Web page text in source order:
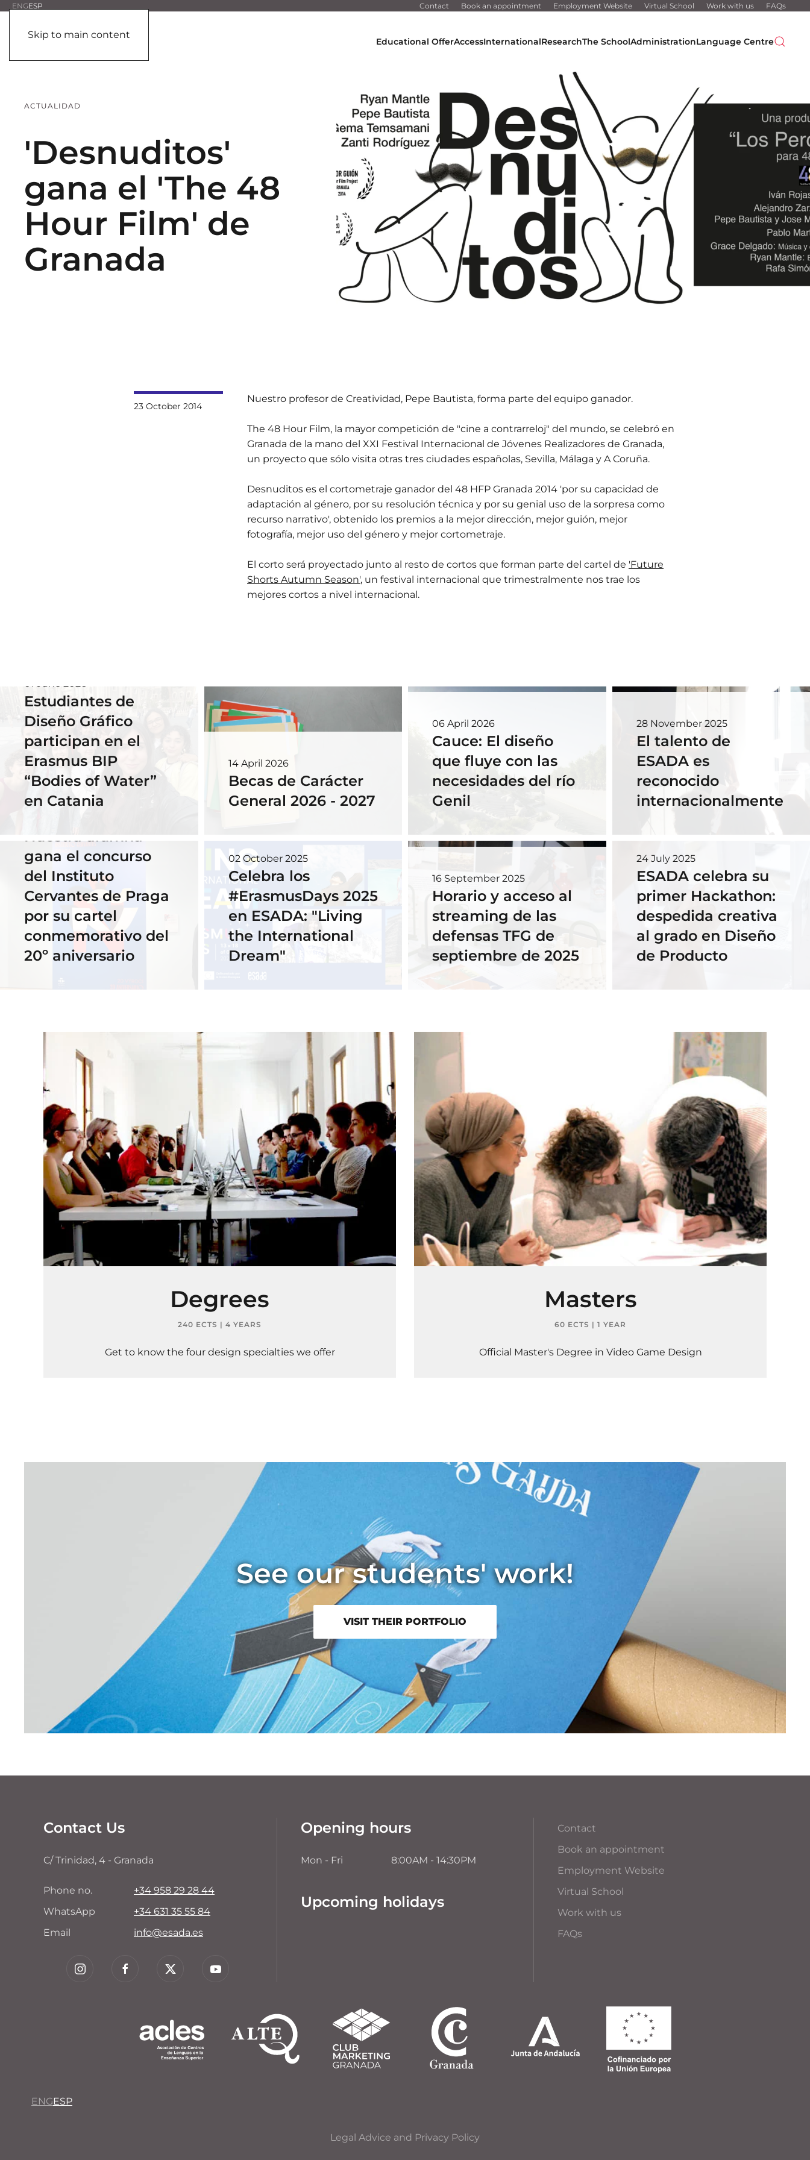
Skip to main content
ENGESP Contact Book an appointment Employment Website Virtual School Work with us FAQs
Educational OfferAccessInternationalResearchThe SchoolAdministrationLanguage Centre
ACTUALIDAD
'Desnuditos'
gana el 'The 48
Hour Film' de
Granada
23 October 2014
Nuestro profesor de Creatividad, Pepe Bautista, forma parte del equipo ganador.
The 48 Hour Film, la mayor competición de "cine a contrarreloj" del mundo, se celebró en
Granada de la mano del XXI Festival Internacional de Jóvenes Realizadores de Granada,
un proyecto que sólo visita otras tres ciudades españolas, Sevilla, Málaga y A Coruña.
Desnuditos es el cortometraje ganador del 48 HFP Granada 2014 'por su capacidad de
adaptación al género, por su resolución técnica y por su genial uso de la sorpresa como
recurso narrativo', obtenido los premios a la mejor dirección, mejor guión, mejor
fotografía, mejor uso del género y mejor cortometraje.
El corto será proyectado junto al resto de cortos que forman parte del cartel de 'Future
Shorts Autumn Season', un festival internacional que trimestralmente nos trae los
mejores cortos a nivel internacional.
01 June 2026
Estudiantes de
Diseño Gráfico
participan en el
Erasmus BIP
“Bodies of Water”
en Catania
14 April 2026
Becas de Carácter
General 2026 - 2027
06 April 2026
Cauce: El diseño
que fluye con las
necesidades del río
Genil
28 November 2025
El talento de
ESADA es
reconocido
internacionalmente
Nuestra alumna
gana el concurso
del Instituto
Cervantes de Praga
por su cartel
conmemorativo del
20º aniversario
02 October 2025
Celebra los
#ErasmusDays 2025
en ESADA: "Living
the International
Dream"
16 September 2025
Horario y acceso al
streaming de las
defensas TFG de
septiembre de 2025
24 July 2025
ESADA celebra su
primer Hackathon:
despedida creativa
al grado en Diseño
de Producto
Degrees
240 ECTS | 4 YEARS
Get to know the four design specialties we offer
Masters
60 ECTS | 1 YEAR
Official Master's Degree in Video Game Design
See our students' work!
VISIT THEIR PORTFOLIO
Contact Us
C/ Trinidad, 4 - Granada
Phone no.
+34 958 29 28 44
WhatsApp
+34 631 35 55 84
Email
info@esada.es
Opening hours
Mon - Fri 8:00AM - 14:30PM
Upcoming holidays
Contact
Book an appointment
Employment Website
Virtual School
Work with us
FAQs
ENGESP
Legal Advice and Privacy Policy